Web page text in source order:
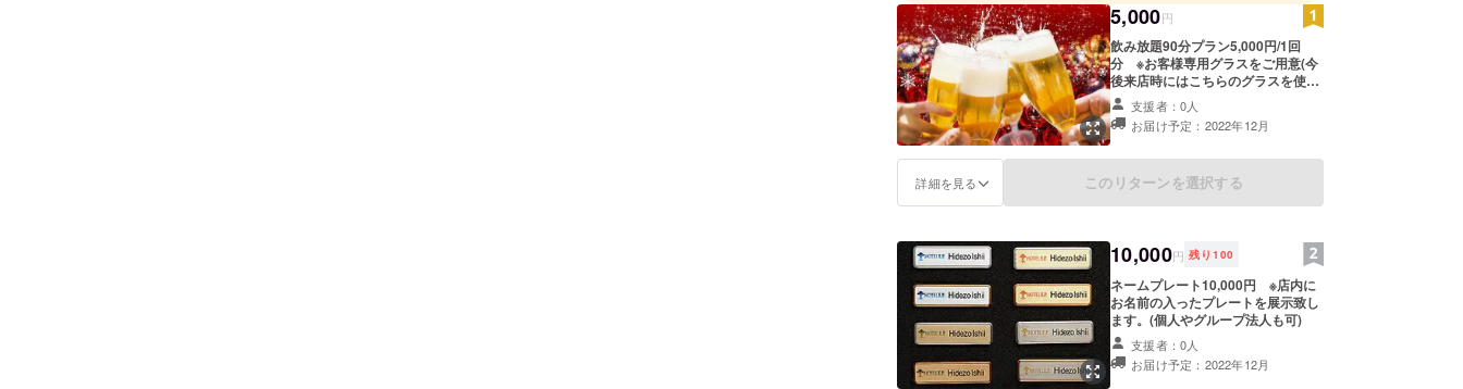
5,000円
飲み放題90分プラン5,000円/1回
分 ※お客様専用グラスをご用意(今
後来店時にはこちらのグラスを使用
いただけます) ※お連れ様は別。
支援者：0人
お届け予定：2022年12月
詳細を見る このリターンを選択する
10,000円 残り 100
ネームプレート10,000円 ※店内に
お名前の入ったプレートを展示致し
ます。(個人やグループ法人も可)
支援者：0人
お届け予定：2022年12月